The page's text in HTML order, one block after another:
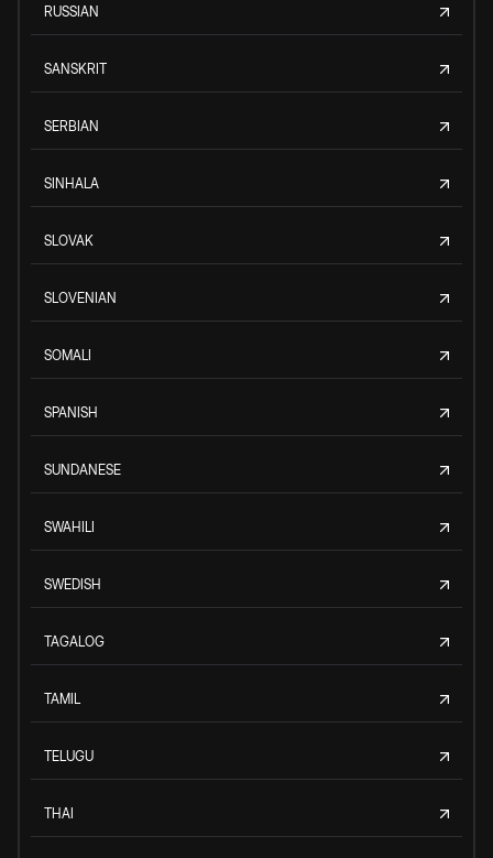
RUSSIAN
SANSKRIT
SERBIAN
SINHALA
SLOVAK
SLOVENIAN
SOMALI
SPANISH
SUNDANESE
SWAHILI
SWEDISH
TAGALOG
TAMIL
TELUGU
THAI